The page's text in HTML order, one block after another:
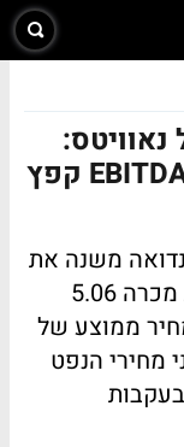
ההכנסות זינקו פי 13.5, ה-EBITDA קפץ
משנה את
קנה המידה של נאוויטס: השותפות מכרה 5.06
ממוצע של
מחירי הנפט
בעקבות